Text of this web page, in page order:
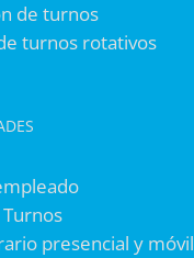
de turnos
turnos rotativos
presencial y móvil